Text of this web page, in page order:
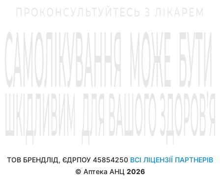
ТОВ БРЕНДЛІД, ЄДРПОУ 45854250 ВСІ ЛІЦЕНЗІЇ ПАРТНЕРІВ
© Аптека АНЦ 2026